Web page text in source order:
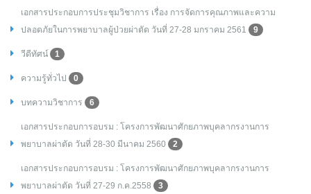
เอกสารประกอบการประชุมวิชาการ เรื่อง การจัดการคุณภาพและความ
ปลอดภัยในการพยาบาลผู้ป่วยผ่าตัด วันที่ 27-28 มกราคม 2561
9
วีดีทัศน์ 1
ความรู้ทั่วไป 0
บทความวิชาการ 6
เอกสารประกอบการอบรม : โครงการพัฒนาศักยภาพบุคลากรงานการ
พยาบาลผ่าตัด วันที่ 28-30 มีนาคม 2560
2
เอกสารประกอบการอบรม : โครงการพัฒนาศักยภาพบุคลากรงานการ
พยาบาลผ่าตัด วันที่ 27-29 ก.ค.2558
3